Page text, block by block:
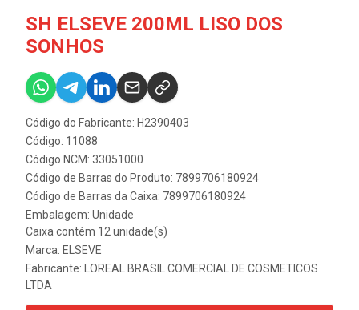
SH ELSEVE 200ML LISO DOS
SONHOS
Código do Fabricante: H2390403
Código: 11088
Código NCM: 33051000
Código de Barras do Produto: 7899706180924
Código de Barras da Caixa: 7899706180924
Embalagem: Unidade
Caixa contém 12 unidade(s)
Marca: ELSEVE
Fabricante:
LOREAL BRASIL COMERCIAL DE COSMETICOS
LTDA